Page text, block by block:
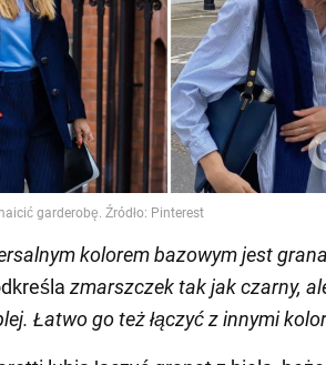
kolorem bazowym jest
zmarszczek tak jak czarny,
Łatwo go też łączyć z innymi